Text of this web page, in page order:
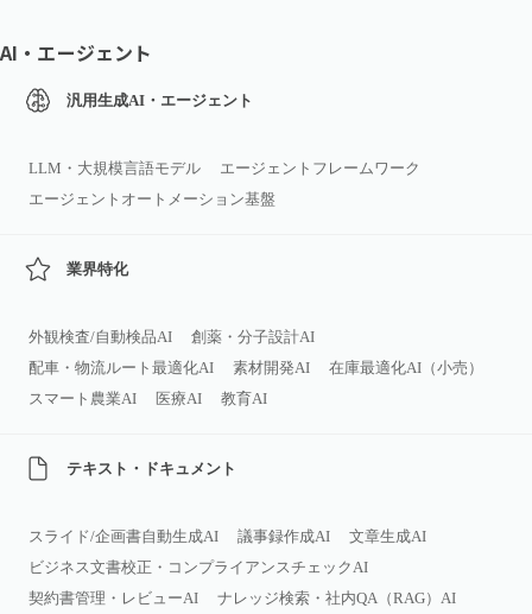
AI・エージェント
汎用生成AI・エージェント
LLM・大規模言語モデル
エージェントフレームワーク
エージェントオートメーション基盤
業界特化
外観検査/自動検品AI
創薬・分子設計AI
配車・物流ルート最適化AI
素材開発AI
在庫最適化AI（小売）
スマート農業AI
医療AI 教育AI
テキスト・ドキュメント
スライド/企画書自動生成AI 議事録作成AI
文章生成AI
ビジネス文書校正・コンプライアンスチェックAI
契約書管理・レビューAI
ナレッジ検索・社内QA（RAG）AI